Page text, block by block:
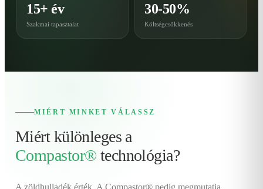
15+ év
Szakmai tapasztalat
30-50%
Költségcsökkenés
MIÉRT MINKET VÁLASSZ
Miért különleges a
Compastor® technológia?
A zöldhulladék érték. A Compastor® pedig megmutatja,